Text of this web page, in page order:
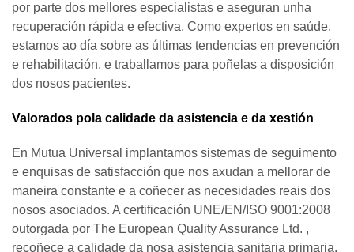
por parte dos mellores especialistas e aseguran unha
recuperación rápida e efectiva. Como expertos en saúde,
estamos ao día sobre as últimas tendencias en prevención
e rehabilitación, e traballamos para poñelas a disposición
dos nosos pacientes.
Valorados pola calidade da asistencia e da xestión
En Mutua Universal implantamos sistemas de seguimento
e enquisas de satisfacción que nos axudan a mellorar de
maneira constante e a coñecer as necesidades reais dos
nosos asociados. A certificación UNE/EN/ISO 9001:2008
outorgada por The European Quality Assurance Ltd. ,
recoñece a calidade da nosa asistencia sanitaria primaria.